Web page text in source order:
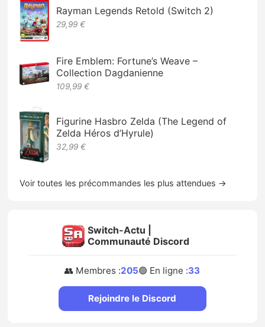
Rayman Legends Retold (Switch 2)
29,99 €
Fire Emblem: Fortune’s Weave –
Collection Dagdanienne
109,99 €
Figurine Hasbro Zelda (The Legend of
Zelda Héros d’Hyrule)
32,99 €
Voir toutes les précommandes les plus attendues →
Switch-Actu |
Communauté Discord
👥 Membres :205🟢 En ligne :33
Rejoindre le Discord